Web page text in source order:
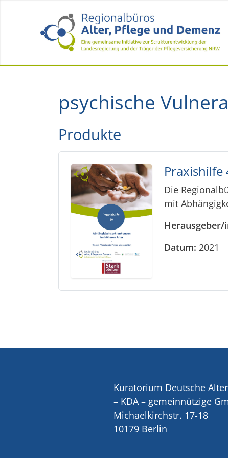
psychische
Produkte
Die
mit
Herausgeber/
Datum: 2021
Kuratorium Deutsche
– KDA – gemeinnützige
Michaelkirchstr. 17-18
10179 Berlin